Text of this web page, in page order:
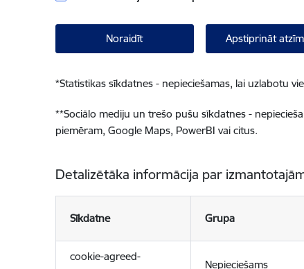
Noraidīt Apstiprināt
*Statistikas sīkdatnes - nepieciešamas, lai uzlabotu
**Sociālo mediju un trešo pušu sīkdatnes -
piemēram, Google Maps, PowerBI vai citus.
Detalizētāka informācija par
Sīkdatne Grupa
cookie-agreed-
Nepieciešams